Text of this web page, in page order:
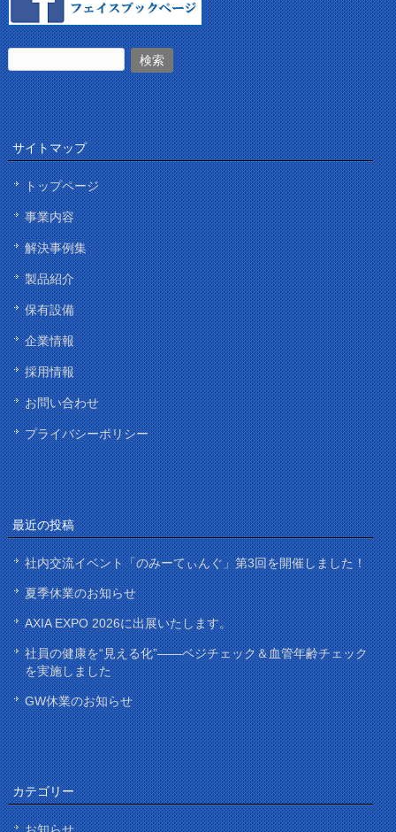
サイトマップ
トップページ
事業内容
解決事例集
製品紹介
保有設備
企業情報
採用情報
お問い合わせ
プライバシーポリシー
最近の投稿
社内交流イベント「のみーてぃんぐ」第3回を開催しました！
夏季休業のお知らせ
AXIA EXPO 2026に出展いたします。
社員の健康を“見える化”——ベジチェック＆血管年齢チェック
を実施しました
GW休業のお知らせ
カテゴリー